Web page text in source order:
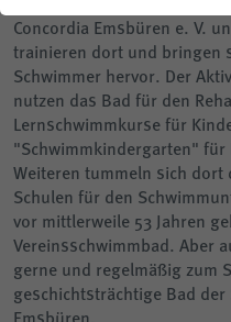
Concordia Emsbüren e. V.
trainieren dort und bringen
Schwimmer hervor. Der
nutzen das Bad für den
Lernschwimmkurse für
"Schwimmkindergarten"
Weiteren tummeln sich dort
Schulen für den
vor mittlerweile 53 Jahren
Vereinsschwimmbad. Aber
gerne und regelmäßig zum
geschichtsträchtige Bad